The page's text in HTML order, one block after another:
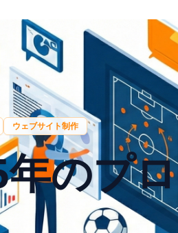
ウェブサイト制作
のプロ